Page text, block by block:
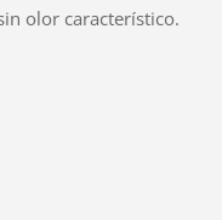
olor característico.